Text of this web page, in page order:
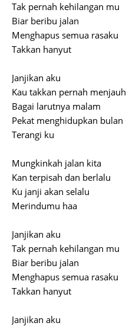
Tak pernah kehilangan mu
Biar beribu jalan
Menghapus semua rasaku
Takkan hanyut
Janjikan aku
Kau takkan pernah menjauh
Bagai larutnya malam
Pekat menghidupkan bulan
Terangi ku
Mungkinkah jalan kita
Kan terpisah dan berlalu
Ku janji akan selalu
Merindumu haa
Janjikan aku
Tak pernah kehilangan mu
Biar beribu jalan
Menghapus semua rasaku
Takkan hanyut
Janjikan aku